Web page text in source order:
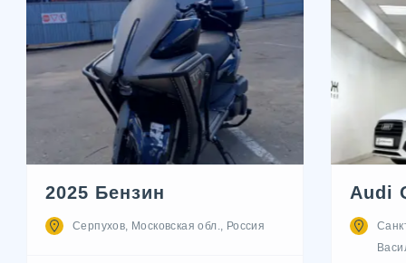
2025 Бензин
Серпухов, Московская обл., Россия
Audi